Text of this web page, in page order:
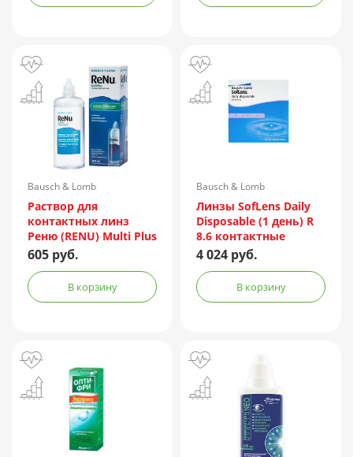
Bausch & Lomb
Incorporated/Италия
Раствор для
контактных линз
Реню (RENU) Multi Plus
360мл + контейнер
605 руб.
В корзину
Bausch & Lomb
Линзы SofLens Daily
Disposable (1 день) R
8.6 контактные
мягкие корриг. -1,50
4 024 руб.
В корзину